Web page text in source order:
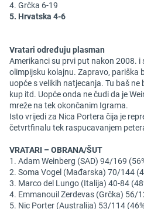
4. Grčka 6-19
5. Hrvatska 4-6
Vratari određuju plasman
Amerikanci su prvi put nakon 2008. i
olimpijsku kolajnu. Zapravo, pariška
uopće s velikih natjecanja. Tu baš
kup itd. Uopće onda ne čudi da je
mreže na tek okončanim Igrama.
Isto vrijedi za Nica Portera čija je
četvrtfinalu tek raspucavanjem
VRATARI – OBRANA/ŠUT
1. Adam Weinberg (SAD) 94/169
2. Soma Vogel (Mađarska) 70/144
3. Marco del Lungo (Italija) 40-84
4. Emmanouil Zerdevas (Grčka) 56/
5. Nic Porter (Australija) 53/114